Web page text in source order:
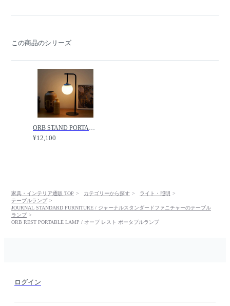
この商品のシリーズ
ORB STAND PORTABLE LAMP / オーブ スタンド ポータブルランプ /
¥12,100
家具・インテリア通販 TOP カテゴリーから探す
ライト・照明
テーブルランプ
JOURNAL STANDARD FURNITURE / ジャーナルスタンダードファニチャーのテーブル
ランプ
ORB REST PORTABLE LAMP / オーブ レスト ポータブルランプ
ログイン